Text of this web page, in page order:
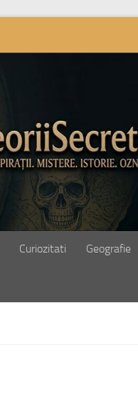
Curiozitati Geografie